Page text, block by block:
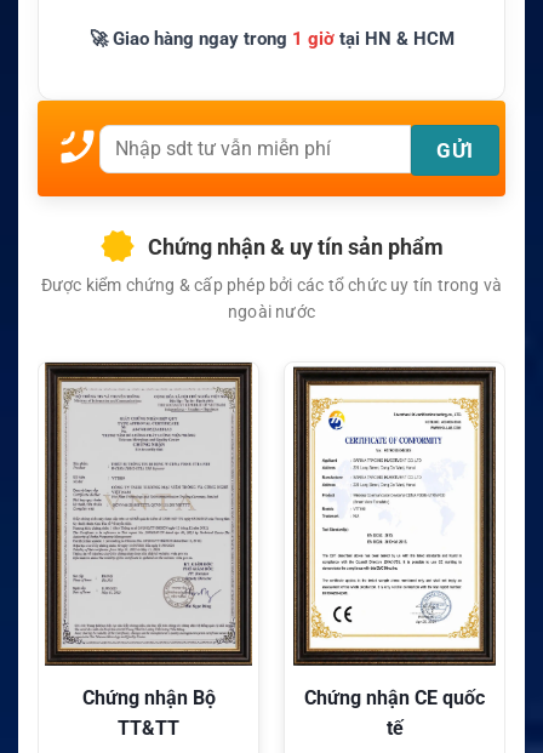
🚀 Giao hàng ngay trong 1 giờtại HN & HCM
Chứng nhận & uy tín sản phẩm
Được kiểm chứng & cấp phép bởi các tổ chức uy tín trong và
ngoài nước
Chứng nhận Bộ
TT&TT
Chứng nhận CE quốc
tế